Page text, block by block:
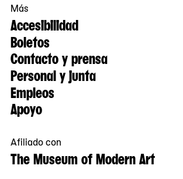
Más
Accesibilidad
Boletos
Contacto y prensa
Personal y junta
Empleos
Apoyo
Afiliado con
The Museum of Modern Art